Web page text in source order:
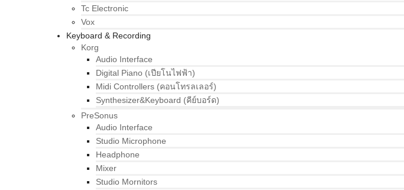
Tc Electronic
Vox
Keyboard & Recording
Korg
Audio Interface
Digital Piano (เปียโนไฟฟ้า)
Midi Controllers (คอนโทรลเลอร์)
Synthesizer&Keyboard (คีย์บอร์ด)
PreSonus
Audio Interface
Studio Microphone
Headphone
Mixer
Studio Mornitors